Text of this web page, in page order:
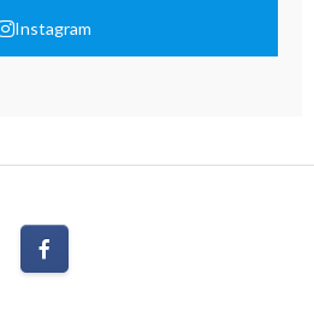
Instagram